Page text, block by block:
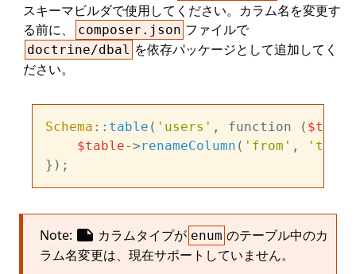
スキーマビルダで使用してください。カラム名を変更す
る前に、
composer.json ファイルで
doctrine/dbal を依存パッケージとして追加してく
ださい。
Schema :: table ( 'users' , function ( $table
$table->renameColumn ( 'from' , 'to'
Note: note カラムタイプが enum のテーブル中のカ
ラム名変更は、現在サポートしていません。